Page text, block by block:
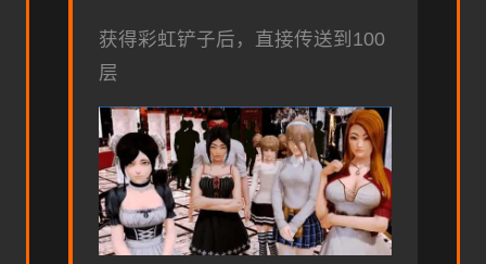
获得彩虹铲子后，直接传送到100
层